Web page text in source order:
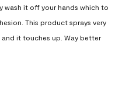
wash it off your hands which to
This product sprays very
it touches up. Way better